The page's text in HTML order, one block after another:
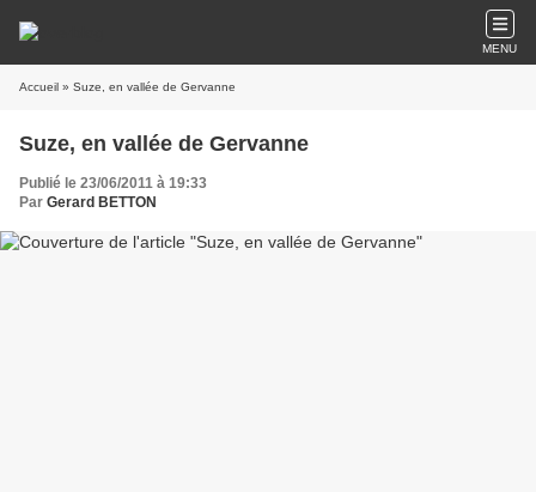
MENU
Accueil » Suze, en vallée de Gervanne
Suze, en vallée de Gervanne
Publié le 23/06/2011 à 19:33
Par Gerard BETTON